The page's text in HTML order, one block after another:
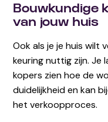
Bouwkundige
van jouw huis
Ook als je je huis wilt
keuring nuttig zijn. Je
kopers zien hoe de
duidelijkheid en kan
het verkoopproces.